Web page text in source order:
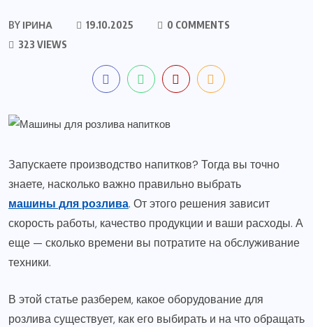
BY ІРИНА 19.10.2025
0 COMMENTS
323 VIEWS
Запускаете производство напитков? Тогда вы точно
знаете, насколько важно правильно выбрать
машины для розлива. От этого решения зависит
скорость работы, качество продукции и ваши расходы. А
еще — сколько времени вы потратите на обслуживание
техники.
В этой статье разберем, какое оборудование для
розлива существует, как его выбирать и на что обращать